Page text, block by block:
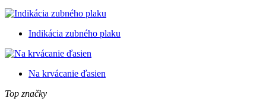
Indikácia zubného plaku
Na krvácanie ďasien
Top značky